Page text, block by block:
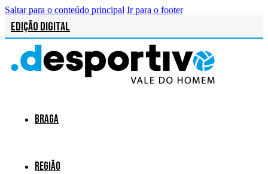
Saltar para o conteúdo principal Ir para o footer
Edição Digital
Braga
Região